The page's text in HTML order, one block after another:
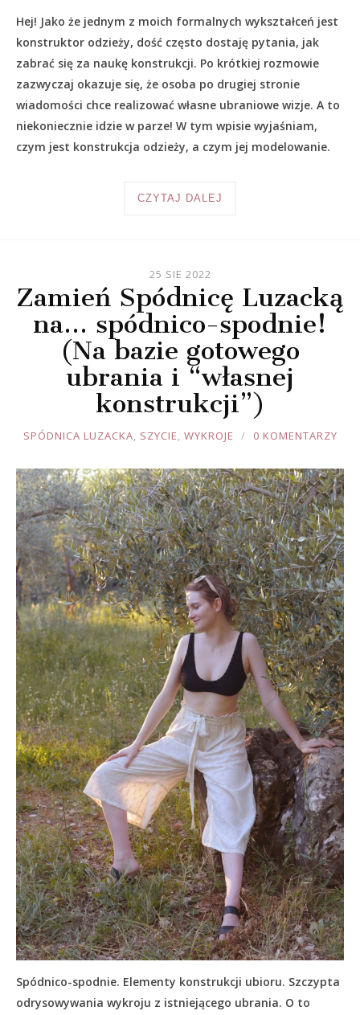
Hej! Jako że jednym z moich formalnych wykształceń jest
konstruktor odzieży, dość często dostaję pytania, jak
zabrać się za naukę konstrukcji. Po krótkiej rozmowie
zazwyczaj okazuje się, że osoba po drugiej stronie
wiadomości chce realizować własne ubraniowe wizje. A to
niekoniecznie idzie w parze! W tym wpisie wyjaśniam,
czym jest konstrukcja odzieży, a czym jej modelowanie.
CZYTAJ DALEJ
25 SIE 2022
Zamień Spódnicę Luzacką
na… spódnico-spodnie!
(Na bazie gotowego
ubrania i “własnej
konstrukcji”)
JOULE
SPÓDNICA LUZACKA, SZYCIE, WYKROJE 0 KOMENTARZY
Spódnico-spodnie. Elementy konstrukcji ubioru. Szczypta
odrysowywania wykroju z istniejącego ubrania. O to